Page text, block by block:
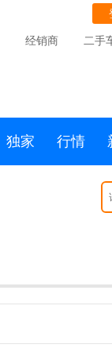
经销商 二手
独家 行情